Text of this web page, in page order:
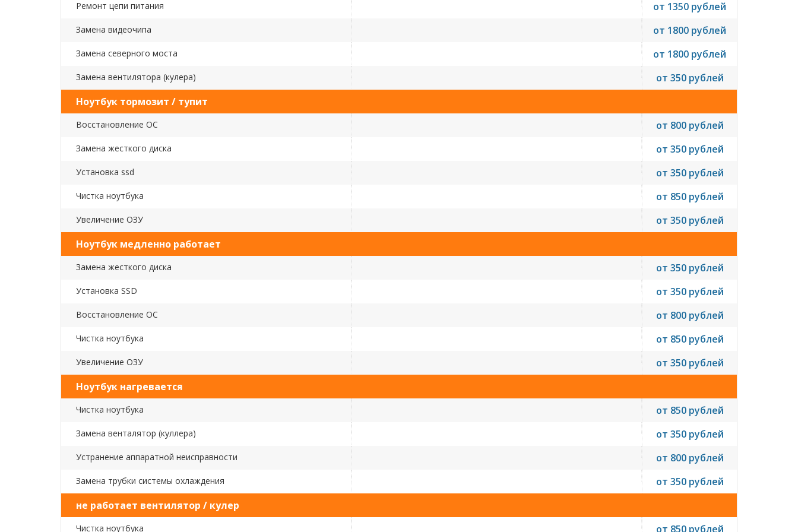
Ремонт цепи питания от 1350 рублей
Замена видеочипа от 1800 рублей
Замена северного моста от 1800 рублей
Замена вентилятора (кулера)
от 350 рублей
Ноутбук тормозит / тупит
Восстановление ОС от 800 рублей
Замена жесткого диска от 350 рублей
Установка ssd от 350 рублей
Чистка ноутбука от 850 рублей
Увеличение ОЗУ
от 350 рублей
Ноутбук медленно работает
Замена жесткого диска от 350 рублей
Установка SSD от 350 рублей
Восстановление ОС от 800 рублей
Чистка ноутбука от 850 рублей
Увеличение ОЗУ
от 350 рублей
Ноутбук нагревается
Чистка ноутбука от 850 рублей
Замена венталятор (куллера) от 350 рублей
Устранение аппаратной неисправности от 800 рублей
Замена трубки системы охлаждения
от 350 рублей
не работает вентилятор / кулер
Чистка ноутбука от 850 рублей